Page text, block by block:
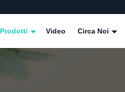
Prodotti Video Circa Noi